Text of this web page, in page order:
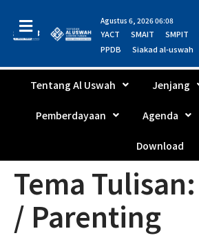
Agustus 6, 2026 06:08
YACT SMAIT SMPIT
PPDB
Siakad al-uswah
Tentang Al Uswah Jenjang
Pemberdayaan Agenda
Download
Tema Tulisan:
/ Parenting